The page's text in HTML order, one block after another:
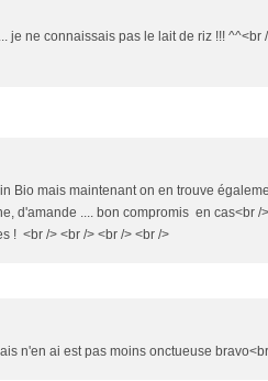
je ne connaissais pas le lait de riz !!! ^^<br
Bio mais maintenant on en trouve
d'amande .... bon compromis en cas<br
! <br /> <br /> <br /> <br />
n'en ai est pas moins onctueuse